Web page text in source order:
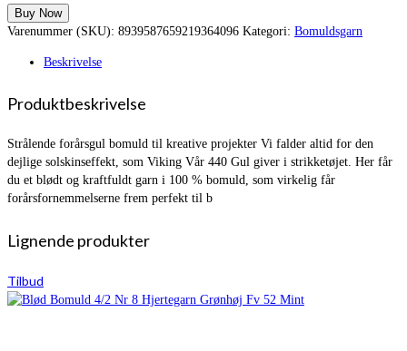
pris
var:
er:
Buy Now
Varenummer (SKU): 8939587659219364096 Kategori: Bomuldsgarn
Beskrivelse
Produktbeskrivelse
Strålende forårsgul bomuld til kreative projekter Vi falder altid for den
dejlige solskinseffekt, som Viking Vår 440 Gul giver i strikketøjet. Her får
du et blødt og kraftfuldt garn i 100 % bomuld, som virkelig får
forårsfornemmelserne frem perfekt til b
Lignende produkter
Tilbud